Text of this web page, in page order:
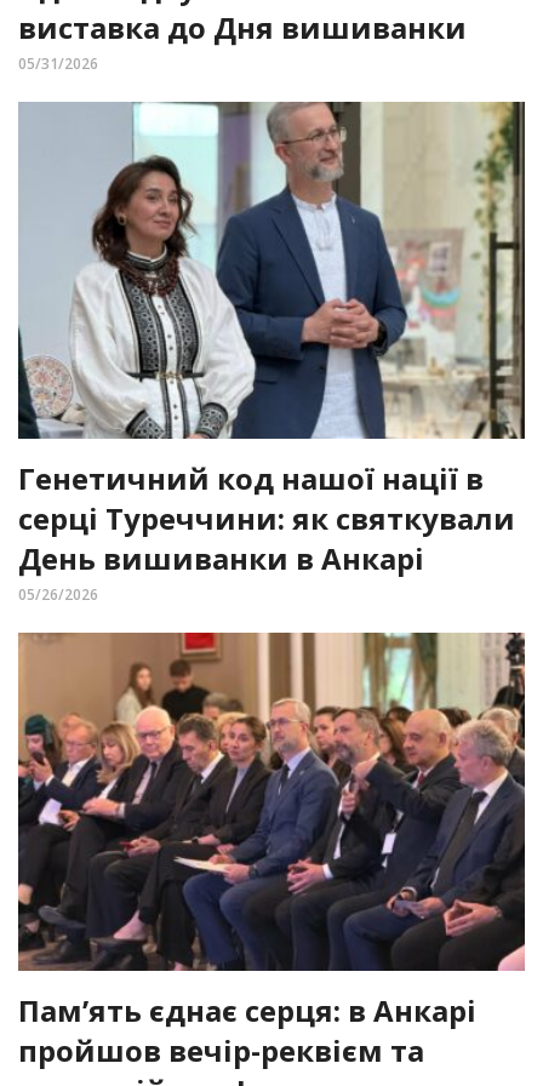
виставка до Дня вишиванки
05/31/2026
Генетичний код нашої нації в
серці Туреччини: як святкували
День вишиванки в Анкарі
05/26/2026
Пам’ять єднає серця: в Анкарі
пройшов вечір-реквієм та